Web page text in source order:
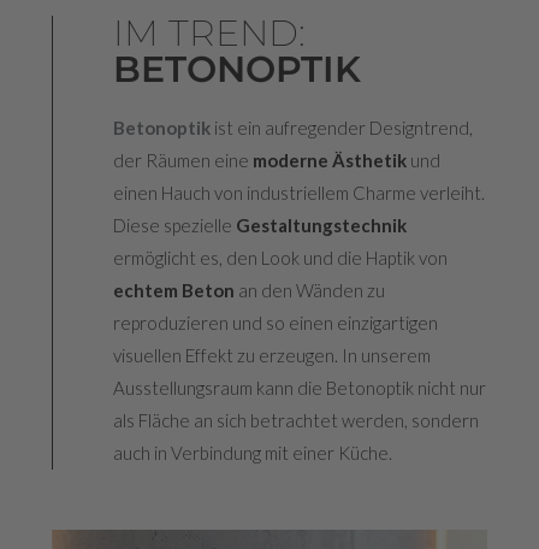
IM TREND:
BETONOPTIK
Betonoptikist ein aufregender Designtrend,
der Räumen eine moderne Ästhetikund
einen Hauch von industriellem Charme verleiht.
Diese spezielle Gestaltungstechnik
ermöglicht es, den Look und die Haptik von
echtem Beton an den Wänden zu
reproduzieren und so einen einzigartigen
visuellen Effekt zu erzeugen. In unserem
Ausstellungsraum kann die Betonoptik nicht nur
als Fläche an sich betrachtet werden, sondern
auch in Verbindung mit einer Küche.